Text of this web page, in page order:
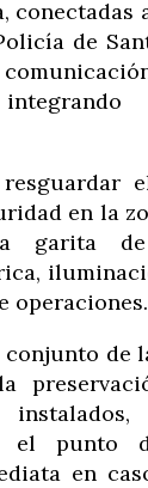
conectadas
de
en la
garita
operaciones.
de
el punto
en